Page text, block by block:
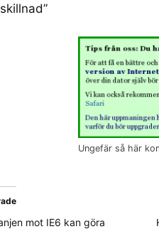
”
Ungefär så här
mot IE6 kan göra